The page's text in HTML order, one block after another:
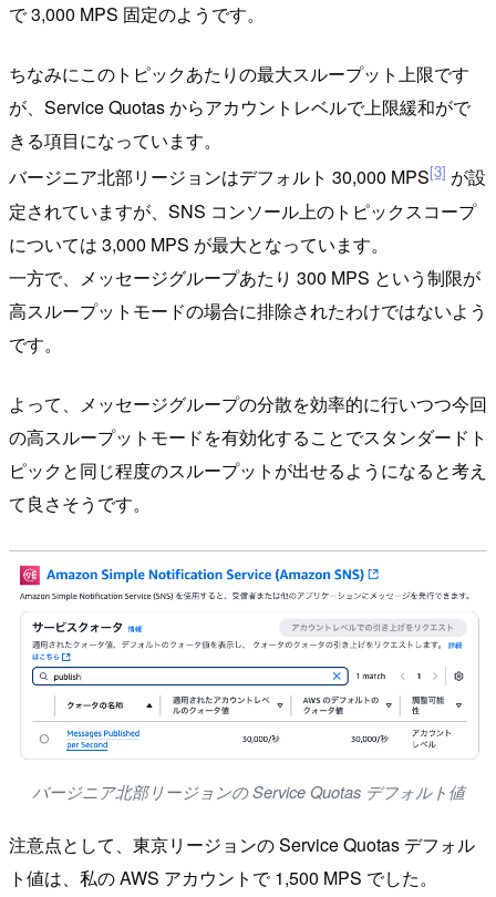
で 3,000 MPS 固定のようです。
ちなみにこのトピックあたりの最大スループット上限です
が、Service Quotas からアカウントレベルで上限緩和がで
きる項目になっています。
バージニア北部リージョンはデフォルト 30,000 MPS[3] が設
定されていますが、SNS コンソール上のトピックスコープ
については 3,000 MPS が最大となっています。
一方で、メッセージグループあたり 300 MPS という制限が
高スループットモードの場合に排除されたわけではないよう
です。
よって、メッセージグループの分散を効率的に行いつつ今回
の高スループットモードを有効化することでスタンダードト
ピックと同じ程度のスループットが出せるようになると考え
て良さそうです。
バージニア北部リージョンの Service Quotas デフォルト値
注意点として、東京リージョンの Service Quotas デフォル
ト値は、私の AWS アカウントで 1,500 MPS でした。